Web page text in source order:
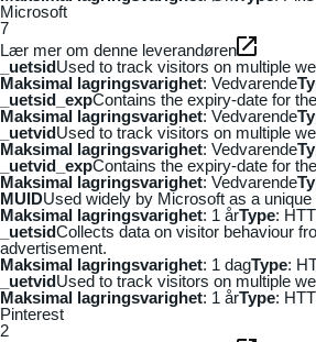
Microsoft
7
Lær mer om denne leverandøren
_uetsidUsed to track visitors on multiple
Maksimal lagringsvarighet: Vedvarende
_uetsid_expContains the expiry-date for
Maksimal lagringsvarighet: Vedvarende
_uetvidUsed to track visitors on multiple
Maksimal lagringsvarighet: Vedvarende
_uetvid_expContains the expiry-date for
Maksimal lagringsvarighet: Vedvarende
MUIDUsed widely by Microsoft as a
Maksimal lagringsvarighet: 1 årType:
_uetsidCollects data on visitor behaviour
advertisement.
Maksimal lagringsvarighet: 1 dagType:
_uetvidUsed to track visitors on multiple
Maksimal lagringsvarighet: 1 årType:
Pinterest
2